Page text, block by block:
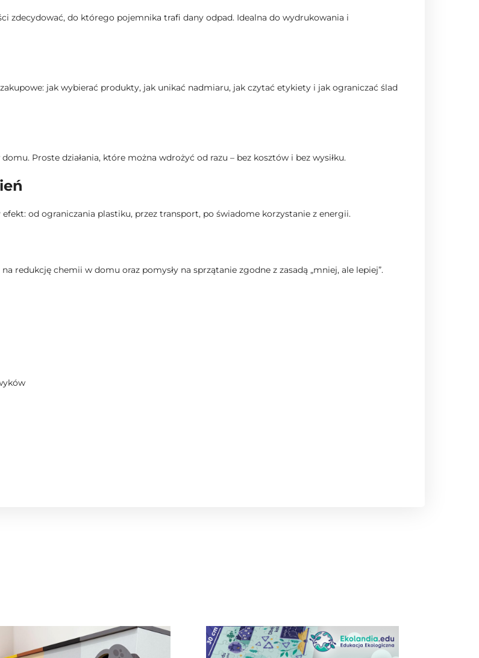
zdecydować, do którego pojemnika trafi dany odpad. Idealna do wydrukowania i
jak wybierać produkty, jak unikać nadmiaru, jak czytać etykiety i jak ograniczać ślad
Proste działania, które można wdrożyć od razu – bez kosztów i bez wysiłku.
od ograniczania plastiku, przez transport, po świadome korzystanie z energii.
redukcję chemii w domu oraz pomysły na sprzątanie zgodne z zasadą „mniej, ale lepiej”.